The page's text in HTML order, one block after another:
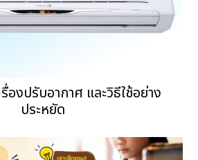
องปรับอากาศ และวิธีใช้อย่าง
ประหยัด